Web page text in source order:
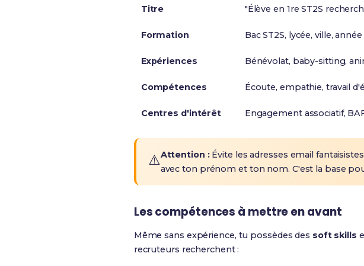
Titre "Élève en 1re ST2S
Formation Bac ST2S, lycée, ville, année
Expériences Bénévolat, baby-sitting,
Compétences Écoute, empathie, travail
Centres d'intérêt Engagement associatif,
⚠️Attention :Évite les adresses email
avec ton prénom et ton nom. C'est la base
Les compétences à mettre en avant
Même sans expérience, tu possèdes des soft skills
recruteurs recherchent :